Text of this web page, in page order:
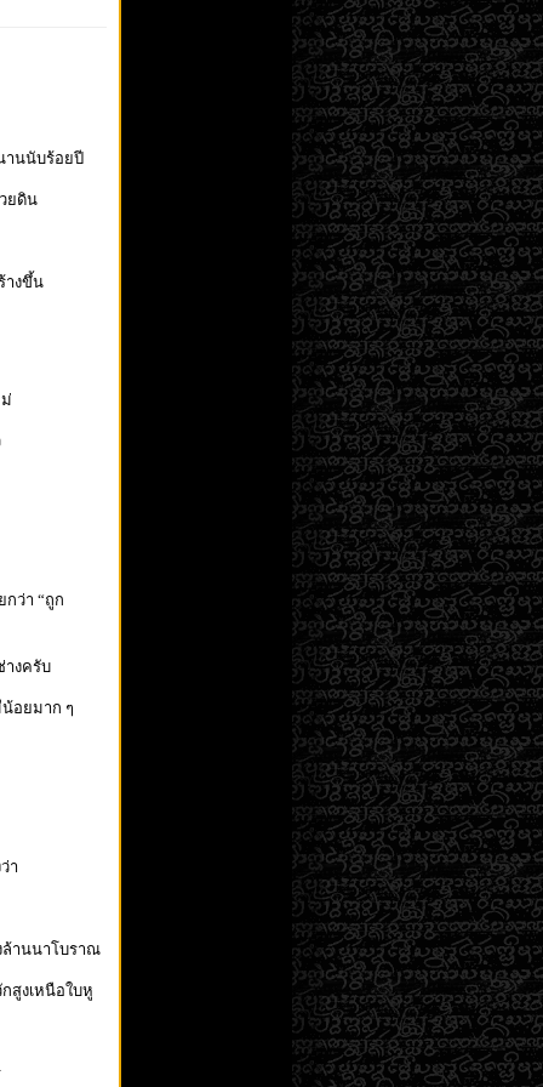
านนับร้อยปี
ยดิน
างขึ้น
ว่า “ถูก
งครับ
อยมาก ๆ
า
านนาโบราณ
สูงเหนือใบหู